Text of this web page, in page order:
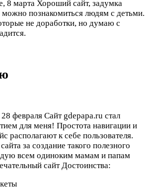
8 марта Хороший сайт, задумка
можно познакомиться людям с детьми.
не доработки, но думаю с
февраля Сайт gdepapa.ru стал
для меня! Простота навигации и
располагают к себе пользователя.
за создание такого полезного
всем одиноким мамам и папам
сайтДостоинства: